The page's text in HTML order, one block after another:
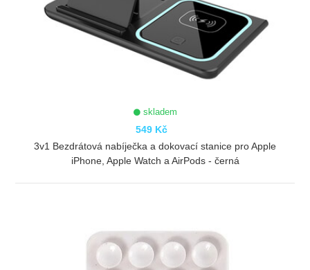
skladem
549 Kč
3v1 Bezdrátová nabíječka a dokovací stanice pro Apple
iPhone, Apple Watch a AirPods - černá